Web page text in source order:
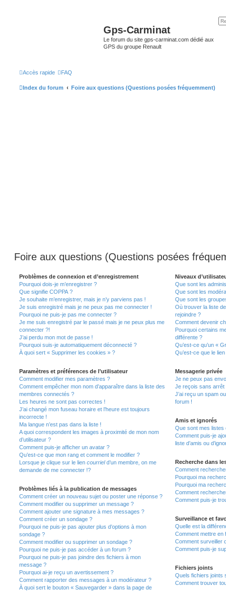
Gps-Carminat
Le forum du site gps-carminat.com dédié aux
GPS du groupe Renault
Accès rapide FAQ
Index du forum Foire aux questions (Questions posées fréquemment)
Foire aux questions (Questions posées
Problèmes de connexion et d’enregistrement
Pourquoi dois-je m’enregistrer ?
Que signifie COPPA ?
Je souhaite m’enregistrer, mais je n’y parviens pas !
Je suis enregistré mais je ne peux pas me connecter !
Pourquoi ne puis-je pas me connecter ?
Je me suis enregistré par le passé mais je ne peux plus me
connecter ?!
J’ai perdu mon mot de passe !
Pourquoi suis-je automatiquement déconnecté ?
À quoi sert « Supprimer les cookies » ?
Paramètres et préférences de l’utilisateur
Comment modifier mes paramètres ?
Comment empêcher mon nom d’apparaître dans la liste des
membres connectés ?
Les heures ne sont pas correctes !
J’ai changé mon fuseau horaire et l’heure est toujours
incorrecte !
Ma langue n’est pas dans la liste !
A quoi correspondent les images à proximité de mon nom
d’utilisateur ?
Comment puis-je afficher un avatar ?
Qu’est-ce que mon rang et comment le modifier ?
Lorsque je clique sur le lien courrield’un membre, on me
demande de me connecter !?
Problèmes liés à la publication de messages
Comment créer un nouveau sujet ou poster une réponse ?
Comment modifier ou supprimer un message ?
Comment ajouter une signature à mes messages ?
Comment créer un sondage ?
Pourquoi ne puis-je pas ajouter plus d’options à mon
sondage ?
Comment modifier ou supprimer un sondage ?
Pourquoi ne puis-je pas accéder à un forum ?
Pourquoi ne puis-je pas joindre des fichiers à mon
message ?
Pourquoi ai-je reçu un avertissement ?
Comment rapporter des messages à un modérateur ?
À quoi sert le bouton « Sauvegarder » dans la page de
Niveaux
Que sont les
Que sont les
Que sont les
Où trouver la liste
rejoindre ?
Comment devenir
Pourquoi certains
différente ?
Qu’est-ce qu’un «
Qu’est-ce que le
Messagerie privée
Je ne peux pas
Je reçois sans arrêt
J’ai reçu un spam
forum !
Amis et ignorés
Que sont mes listes
Comment puis-je
liste d’amis ou
Recherche dans
Comment
Pourquoi ma
Pourquoi ma
Comment
Comment puis-je
Surveillance et
Quelle est la
Comment mettre en
Comment surveiller
Comment puis-je
Fichiers joints
Quels fichiers joints
Comment trouver